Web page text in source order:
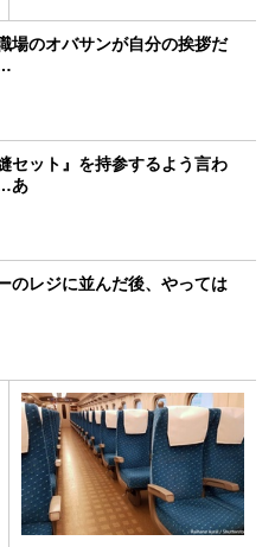
場のオバサンが自分の挨拶だ
セット』を持参するよう言わ
あ
のレジに並んだ後、やっては